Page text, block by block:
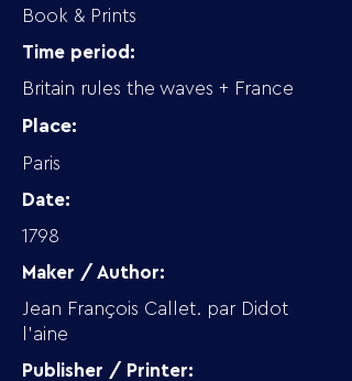
Book & Prints
Time period:
Britain rules the waves + France
Place:
Paris
Date:
1798
Maker / Author:
Jean François Callet. par Didot
l'aine
Publisher / Printer: